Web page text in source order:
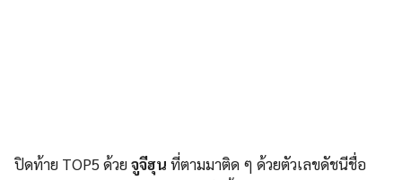
ปิดท้าย TOP5 ด้วยจูจีฮุน ที่ตามมาติด ๆ ด้วยตัวเลขดัชนีชื่อ